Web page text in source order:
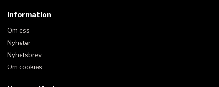
Information
Om oss
Nyheter
Nyhetsbrev
Om cookies